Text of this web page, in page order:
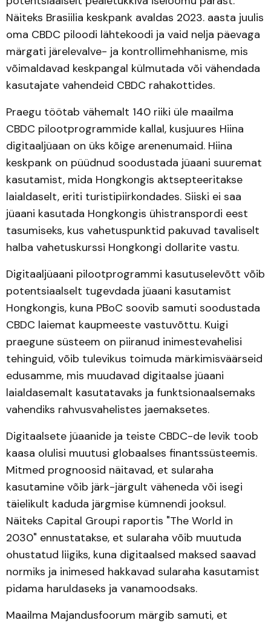
Näiteks Brasiilia keskpank avaldas 2023. aasta juulis
oma CBDC piloodi lähtekoodi ja vaid nelja päevaga
märgati järelevalve- ja kontrollimehhanisme, mis
võimaldavad keskpangal külmutada või vähendada
kasutajate vahendeid CBDC rahakottides.
Praegu töötab vähemalt 140 riiki üle maailma
CBDC pilootprogrammide kallal, kusjuures Hiina
digitaaljüaan on üks kõige arenenumaid. Hiina
keskpank on püüdnud soodustada jüaani suuremat
kasutamist, mida Hongkongis aktsepteeritakse
laialdaselt, eriti turistipiirkondades. Siiski ei saa
jüaani kasutada Hongkongis ühistranspordi eest
tasumiseks, kus vahetuspunktid pakuvad tavaliselt
halba vahetuskurssi Hongkongi dollarite vastu.
Digitaaljüaani pilootprogrammi kasutuselevõtt võib
potentsiaalselt tugevdada jüaani kasutamist
Hongkongis, kuna PBoC soovib samuti soodustada
CBDC laiemat kaupmeeste vastuvõttu. Kuigi
praegune süsteem on piiranud inimestevahelisi
tehinguid, võib tulevikus toimuda märkimisväärseid
edusamme, mis muudavad digitaalse jüaani
laialdasemalt kasutatavaks ja funktsionaalsemaks
vahendiks rahvusvahelistes jaemaksetes.
Digitaalsete jüaanide ja teiste CBDC-de levik toob
kaasa olulisi muutusi globaalses finantssüsteemis.
Mitmed prognoosid näitavad, et sularaha
kasutamine võib järk-järgult väheneda või isegi
täielikult kaduda järgmise kümnendi jooksul.
Näiteks Capital Groupi raportis "The World in
2030" ennustatakse, et sularaha võib muutuda
ohustatud liigiks, kuna digitaalsed maksed saavad
normiks ja inimesed hakkavad sularaha kasutamist
pidama haruldaseks ja vanamoodsaks.
Maailma Majandusfoorum märgib samuti, et